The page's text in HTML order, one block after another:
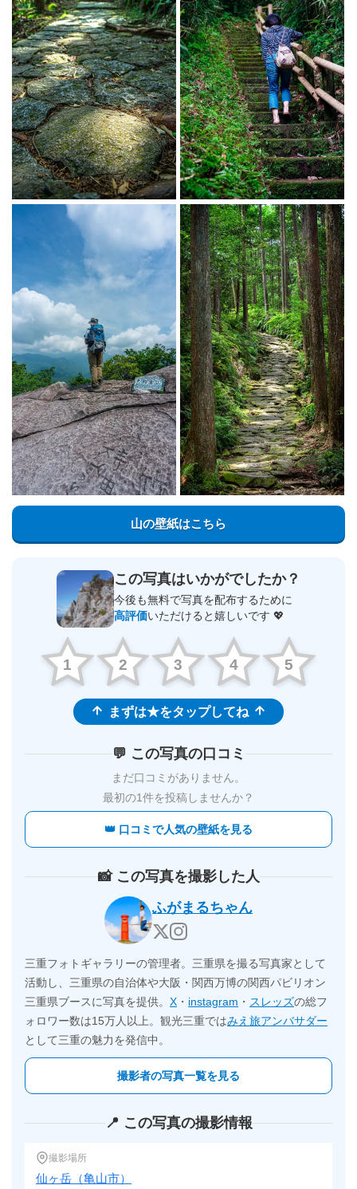
山の壁紙はこちら
この写真はいかがでしたか？
今後も無料で写真を配布するために
高評価いただけると嬉しいです 💖
1 2 3 4 5
まずは★をタップしてね
💬 この写真の口コミ
まだ口コミがありません。
最初の1件を投稿しませんか？
👑 口コミで人気の壁紙を見る
📸 この写真を撮影した人
ふがまるちゃん
三重フォトギャラリーの管理者。三重県を撮る写真家として
活動し、三重県の自治体や大阪・関西万博の関西パビリオン
三重県ブースに写真を提供。 X ・ instagram ・ スレッズの総フ
ォロワー数は15万人以上。観光三重ではみえ旅アンバサダー
として三重の魅力を発信中。
撮影者の写真一覧を見る
📍 この写真の撮影情報
撮影場所
仙ヶ岳（亀山市）